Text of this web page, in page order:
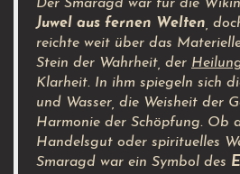
Der Smaragd war für die
Juwel aus fernen Welten ,
reichte weit über das
Stein der Wahrheit, der
Klarheit. In ihm spiegeln sich
und Wasser, die Weisheit der
Harmonie der Schöpfung. Ob
Handelsgut oder spirituelles
Smaragd war ein Symbol des